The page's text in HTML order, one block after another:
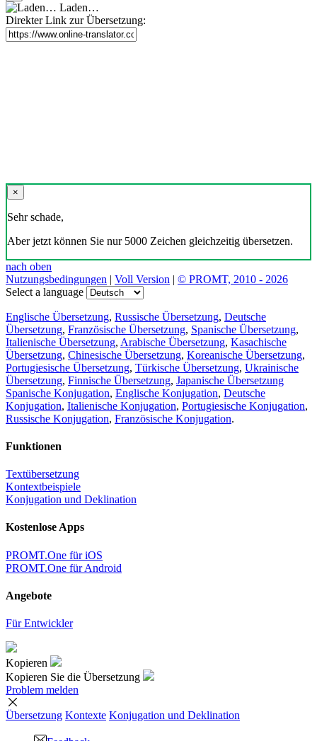
Laden…
Direkter Link zur Übersetzung:
×
Sehr schade,
Aber jetzt können Sie nur 5000 Zeichen gleichzeitig übersetzen.
nach oben
Nutzungsbedingungen | Voll Version | © PROMT, 2010 - 2026
Select a language
Englische Übersetzung, Russische Übersetzung, Deutsche
Übersetzung, Französische Übersetzung, Spanische Übersetzung,
Italienische Übersetzung, Arabische Übersetzung, Kasachische
Übersetzung, Chinesische Übersetzung, Koreanische Übersetzung,
Portugiesische Übersetzung, Türkische Übersetzung, Ukrainische
Übersetzung, Finnische Übersetzung, Japanische Übersetzung
Spanische Konjugation, Englische Konjugation, Deutsche
Konjugation, Italienische Konjugation, Portugiesische Konjugation,
Russische Konjugation, Französische Konjugation.
Funktionen
Textübersetzung
Kontextbeispiele
Konjugation und Deklination
Kostenlose Apps
PROMT.One für iOS
PROMT.One für Android
Angebote
Für Entwickler
Kopieren
Kopieren Sie die Übersetzung
Problem melden
Übersetzung Kontexte Konjugation und Deklination